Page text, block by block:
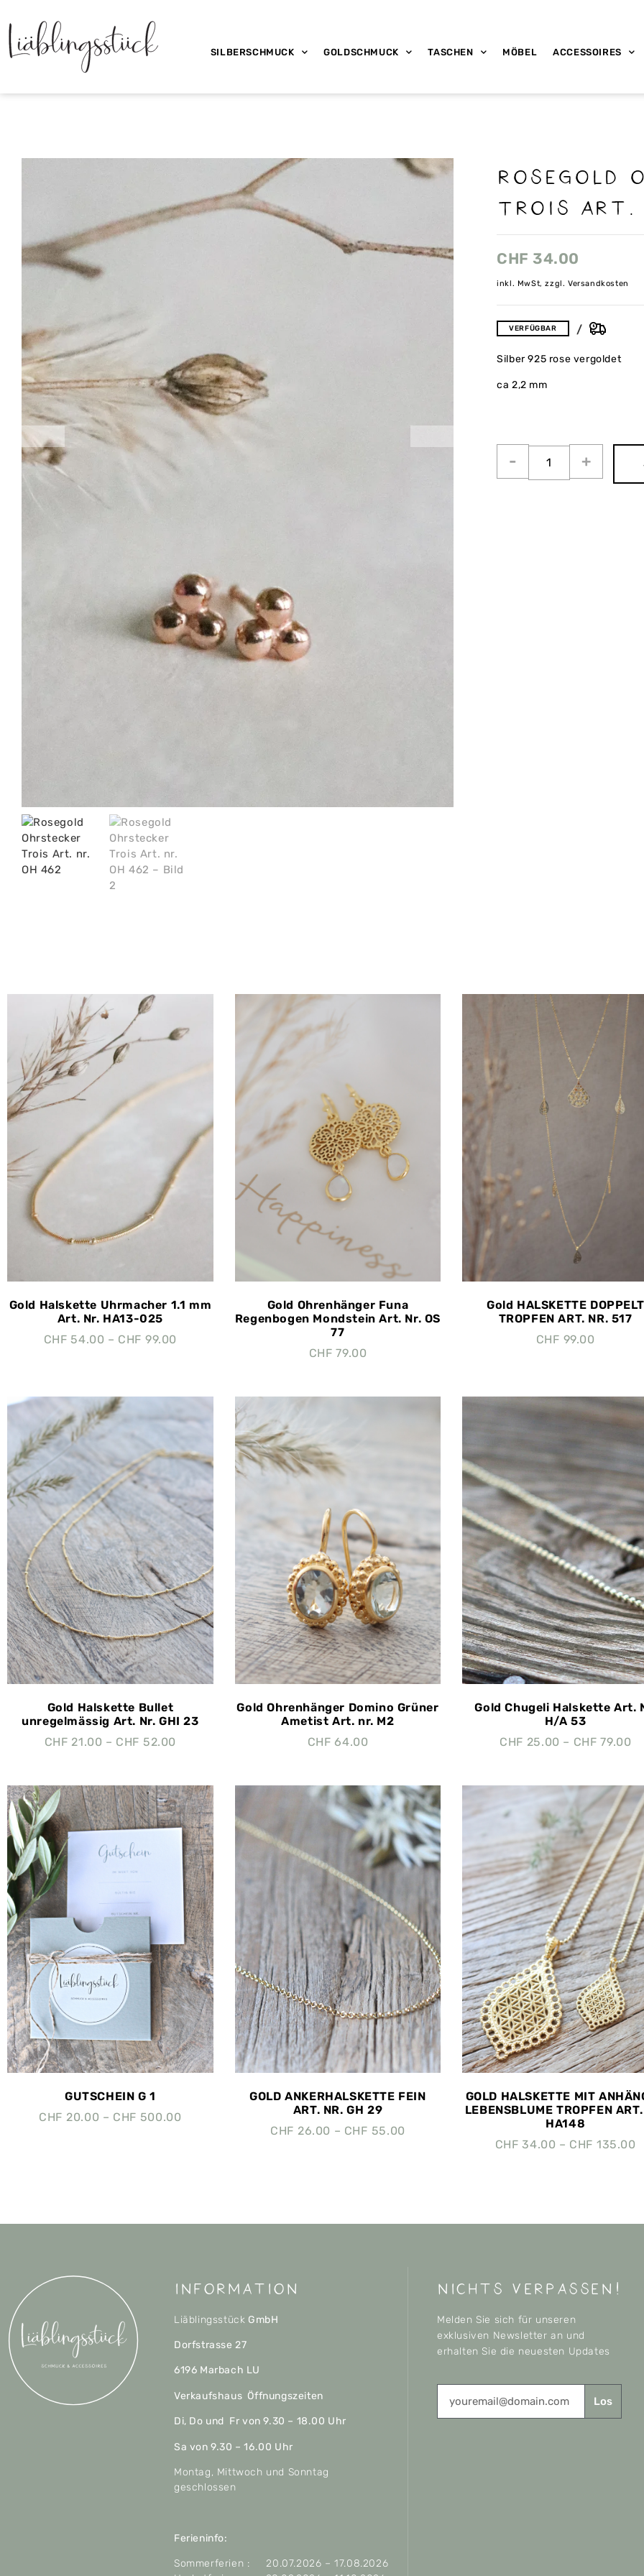
SILBERSCHMUCK GOLDSCHMUCK TASCHEN MÖBEL ACCESSOIRES
Rosegold
Trois Art.
CHF 34.00
inkl. MwSt, zzgl. Versandkosten
VERFÜGBAR
Silber 925 rose vergoldet
ca 2,2 mm
Gold Halskette Uhrmacher 1.1 mm
Art. Nr. HA13-025
CHF 54.00 – CHF 99.00
Gold Ohrenhänger Funa
Regenbogen Mondstein Art. Nr. OS
77
CHF 79.00
Gold HALSKETTE DOPPELT
TROPFEN ART. NR. 517
CHF 99.00
Gold Halskette Bullet
unregelmässig Art. Nr. GHI 23
CHF 21.00 – CHF 52.00
Gold Ohrenhänger Domino Grüner
Ametist Art. nr. M2
CHF 64.00
Gold Chugeli Halskette Art.
H/A 53
CHF 25.00 – CHF 79.00
GUTSCHEIN G 1
CHF 20.00 – CHF 500.00
GOLD ANKERHALSKETTE FEIN
ART. NR. GH 29
CHF 26.00 – CHF 55.00
GOLD HALSKETTE MIT
LEBENSBLUME TROPFEN
HA148
CHF 34.00 – CHF 135.00
Information
Liäblingsstück GmbH
Dorfstrasse 27
6196 Marbach LU
Verkaufshaus Öffnungszeiten
Di, Do und Fr von 9.30 – 18.00 Uhr
Sa von 9.30 – 16.00 Uhr
Montag, Mittwoch und Sonntag
geschlossen
Ferieninfo:
Sommerferien : 20.07.2026 – 17.08.2026
nichts verpassen!
Melden Sie sich für unseren
exklusiven Newsletter an und
erhalten Sie die neuesten Updates
Los